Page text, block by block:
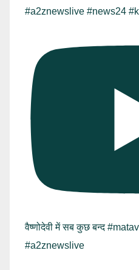
#a2znewslive #news24
वैष्णोदेवी में सब कुछ बन्द
#a2znewslive